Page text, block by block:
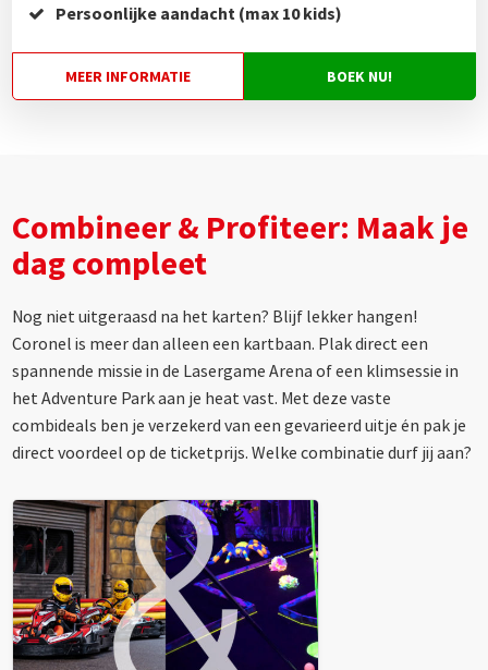
Persoonlijke aandacht (max 10 kids)
MEER INFORMATIE BOEK NU!
Combineer & Profiteer: Maak je
dag compleet
Nog niet uitgeraasd na het karten? Blijf lekker hangen!
Coronel is meer dan alleen een kartbaan. Plak direct een
spannende missie in de Lasergame Arena of een klimsessie in
het Adventure Park aan je heat vast. Met deze vaste
combideals ben je verzekerd van een gevarieerd uitje én pak je
direct voordeel op de ticketprijs. Welke combinatie durf jij aan?